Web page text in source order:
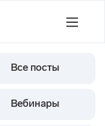
Все посты
Вебинары